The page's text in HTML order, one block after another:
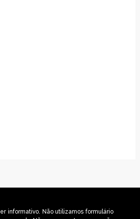
informativo. Não utilizamos formulário